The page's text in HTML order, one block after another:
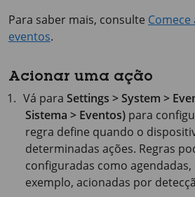
Para saber mais, consulte
eventos.
Acionar uma ação
Vá paraSettings > System >
Sistema > Eventos) para
regra define quando o
determinadas ações. Regras
configuradas como
exemplo, acionadas por